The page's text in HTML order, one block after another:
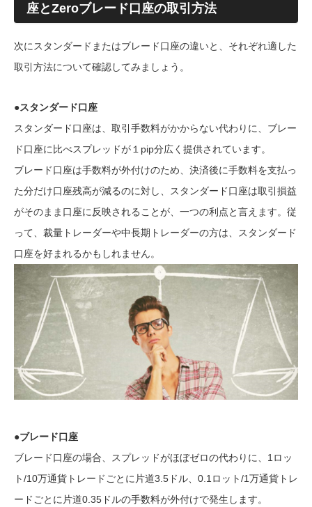
座とZeroブレード口座の取引方法
次にスタンダードまたはブレード口座の違いと、それぞれ適した
取引方法について確認してみましょう。
●スタンダード口座
スタンダード口座は、取引手数料がかからない代わりに、ブレー
ド口座に比べスプレッドが１pip分広く提供されています。
ブレード口座は手数料が外付けのため、決済後に手数料を支払っ
た分だけ口座残高が減るのに対し、スタンダード口座は取引損益
がそのまま口座に反映されることが、一つの利点と言えます。従
って、裁量トレーダーや中長期トレーダーの方は、スタンダード
口座を好まれるかもしれません。
●ブレード口座
ブレード口座の場合、スプレッドがほぼゼロの代わりに、1ロッ
ト/10万通貨トレードごとに片道3.5ドル、0.1ロット/1万通貨トレ
ードごとに片道0.35ドルの手数料が外付けで発生します。